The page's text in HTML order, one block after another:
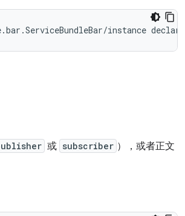
或 subscriber ），或者正文